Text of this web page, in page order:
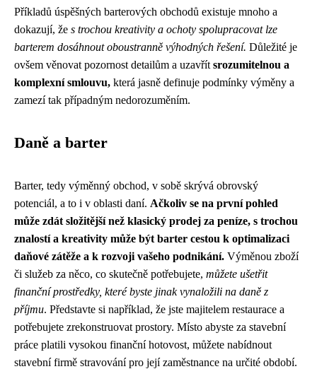
Příkladů úspěšných barterových obchodů existuje mnoho a
dokazují, že s trochou kreativity a ochoty spolupracovat lze
barterem dosáhnout oboustranně výhodných řešení. Důležité je
ovšem věnovat pozornost detailům a uzavřít srozumitelnou a
komplexní smlouvu, která jasně definuje podmínky výměny a
zamezí tak případným nedorozuměním.
Daně a barter
Barter, tedy výměnný obchod, v sobě skrývá obrovský
potenciál, a to i v oblasti daní. Ačkoliv se na první pohled
může zdát složitější než klasický prodej za peníze, s trochou
znalostí a kreativity může být barter cestou k optimalizaci
daňové zátěže a k rozvoji vašeho podnikání. Výměnou zboží
či služeb za něco, co skutečně potřebujete, můžete ušetřit
finanční prostředky, které byste jinak vynaložili na daně z
příjmu. Představte si například, že jste majitelem restaurace a
potřebujete zrekonstruovat prostory. Místo abyste za stavební
práce platili vysokou finanční hotovost, můžete nabídnout
stavební firmě stravování pro její zaměstnance na určité období.